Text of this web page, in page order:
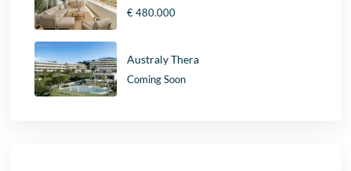
€ 480.000
Australy Thera
Coming Soon